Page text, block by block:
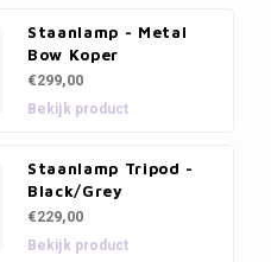
Staanlamp - Metal
Bow Koper
€299,00
Bekijk product
Staanlamp Tripod -
Black/Grey
€229,00
Bekijk product